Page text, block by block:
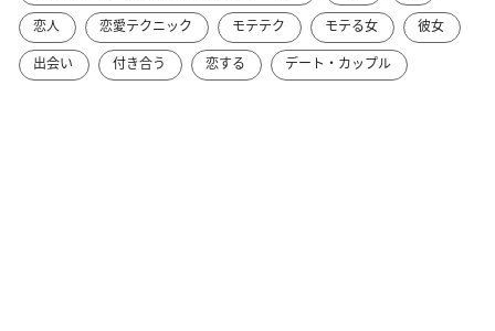
恋人
恋愛テクニック モテテク モテる女
彼女
出会い
付き合う 恋する デート・カップル